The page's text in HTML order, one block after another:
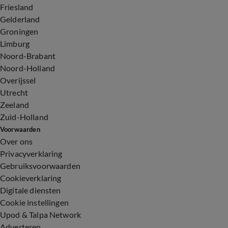
Friesland
Gelderland
Groningen
Limburg
Noord-Brabant
Noord-Holland
Overijssel
Utrecht
Zeeland
Zuid-Holland
Voorwaarden
Over ons
Privacyverklaring
Gebruiksvoorwaarden
Cookieverklaring
Digitale diensten
Cookie instellingen
Upod & Talpa Network